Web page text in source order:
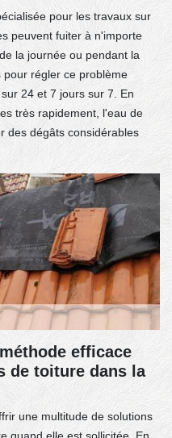
pour les travaux sur
peuvent fuiter à n'importe
la journée ou pendant la
pour régler ce problème
24 et 7 jours sur 7. En
très rapidement, l'eau de
des dégâts considérables
efficace
de toiture dans la
une multitude de solutions
quand elle est sollicitée. En